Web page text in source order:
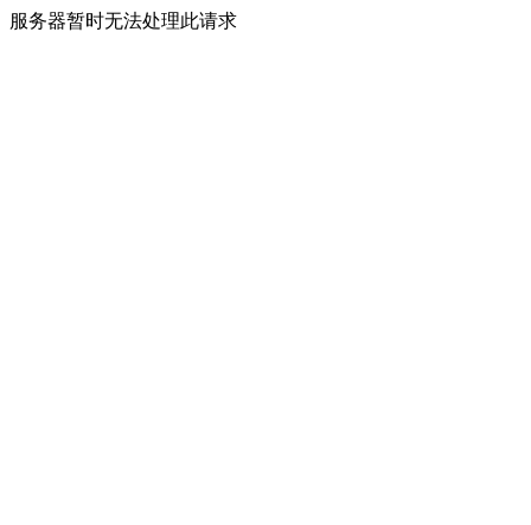
服务器暂时无法处理此请求